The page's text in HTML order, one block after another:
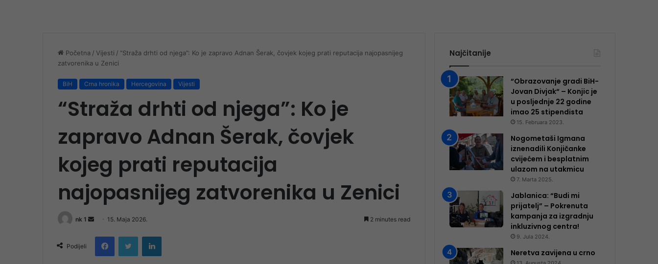
Početna / Vijesti / “Straža drhti od njega”: Ko je zapravo Adnan Šerak, čovjek kojeg prati reputacija najopasnijeg
zatvorenika u Zenici
BiH Crna hronika Hercegovina Vijesti
“Straža drhti od njega”: Ko je
zapravo Adnan Šerak, čovjek
kojeg prati reputacija
najopasnijeg zatvorenika u Zenici
nk 1
Send
email
15. Maja 2026. 2 minutes read
Podijeli
FacebookTwitter LinkedIn
Najčitanije
“Obrazovanje gradi BiH-
Jovan Divjak“ – Konjic je
u posljednje 22 godine
imao 25 ​​stipendista
15. Februara 2023.
Nogometaši Igmana
iznenadili Konjičanke
cvijećem i besplatnim
ulazom na utakmicu
7. Marta 2025.
Jablanica: “Budi mi
prijatelj” – Pokrenuta
kampanja za izgradnju
inkluzivnog centra!
9. Jula 2024.
Neretva zavijena u crno